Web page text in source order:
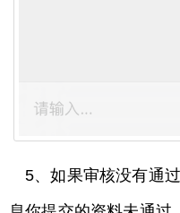
5、如果审核没有通